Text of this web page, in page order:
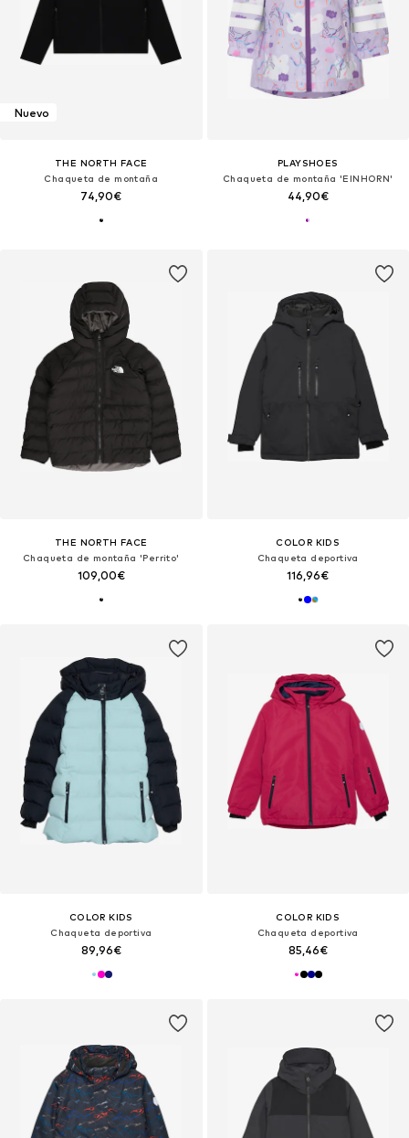
Nuevo
THE NORTH FACE
Chaqueta de montaña
74,90€
PLAYSHOES
Chaqueta de montaña 'EINHORN'
44,90€
THE NORTH FACE
Chaqueta de montaña 'Perrito'
109,00€
COLOR KIDS
Chaqueta deportiva
116,96€
COLOR KIDS
Chaqueta deportiva
89,96€
COLOR KIDS
Chaqueta deportiva
85,46€